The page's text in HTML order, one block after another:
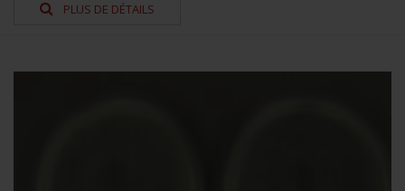
PLUS DE DÉTAILS